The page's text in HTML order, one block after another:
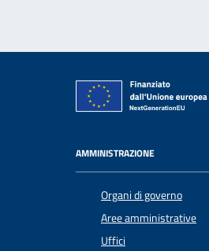
AMMINISTRAZIONE
Organi di governo
Aree amministrative
Uffici